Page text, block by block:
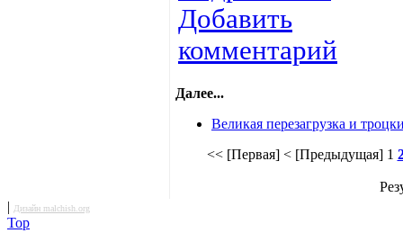
Добавить
комментарий
Далее...
Великая перезагрузка и
<< [Первая] < [Предыдущая] 1
| Дизайн malchish.org
Top